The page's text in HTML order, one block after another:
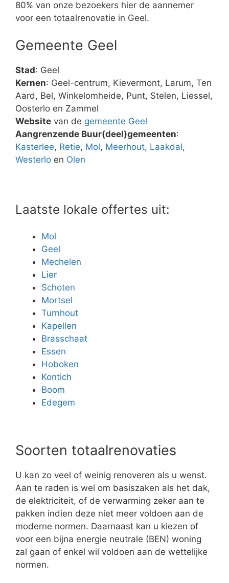
80% van onze bezoekers hier de aannemer
voor een totaalrenovatie in Geel.
Gemeente Geel
Stad: Geel
Kernen: Geel-centrum, Kievermont, Larum, Ten
Aard, Bel, Winkelomheide, Punt, Stelen, Liessel,
Oosterlo en Zammel
Website van de gemeente Geel
Aangrenzende Buur(deel)gemeenten:
Kasterlee, Retie, Mol, Meerhout, Laakdal,
Westerlo en Olen
Laatste lokale offertes uit:
Mol
Geel
Mechelen
Lier
Schoten
Mortsel
Turnhout
Kapellen
Brasschaat
Essen
Hoboken
Kontich
Boom
Edegem
Soorten totaalrenovaties
U kan zo veel of weinig renoveren als u wenst.
Aan te raden is wel om basiszaken als het dak,
de elektriciteit, of de verwarming zeker aan te
pakken indien deze niet meer voldoen aan de
moderne normen. Daarnaast kan u kiezen of
voor een bijna energie neutrale (BEN) woning
zal gaan of enkel wil voldoen aan de wettelijke
normen.